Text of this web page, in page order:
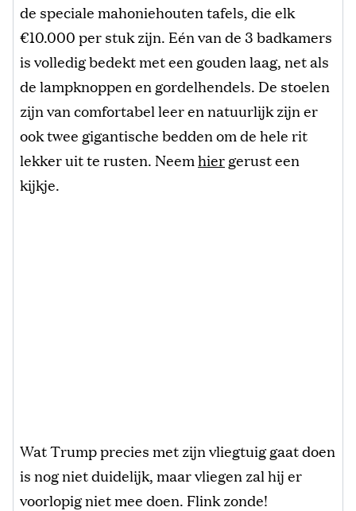
de speciale mahoniehouten tafels, die elk
€10.000 per stuk zijn. Eén van de 3 badkamers
is volledig bedekt met een gouden laag, net als
de lampknoppen en gordelhendels. De stoelen
zijn van comfortabel leer en natuurlijk zijn er
ook twee gigantische bedden om de hele rit
lekker uit te rusten. Neemhiergerust een
kijkje.
Wat Trump precies met zijn vliegtuig gaat doen
is nog niet duidelijk, maar vliegen zal hij er
voorlopig niet mee doen. Flink zonde!